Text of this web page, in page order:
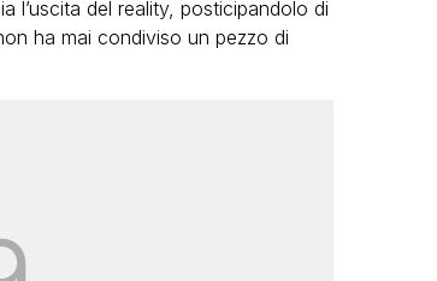
l’uscita del reality, posticipandolo di
ha mai condiviso un pezzo di